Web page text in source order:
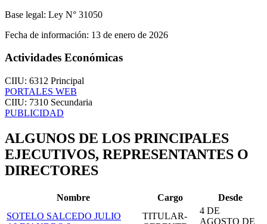
Base legal: Ley N° 31050
Fecha de información: 13 de enero de 2026
Actividades Económicas
CIIU: 6312 Principal
PORTALES WEB
CIIU: 7310 Secundaria
PUBLICIDAD
ALGUNOS DE LOS PRINCIPALES
EJECUTIVOS, REPRESENTANTES O
DIRECTORES
Nombre Cargo
Desde
SOTELO SALCEDO JULIO
TITULAR-
4 DE
AGOSTO DE